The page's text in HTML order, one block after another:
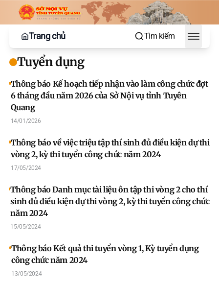
Trang chủ Tìm kiếm
Toggle
Tuyển dụng
Thông báo Kế hoạch tiếp nhận vào làm công chức đợt
6 tháng đầu năm 2026 của Sở Nội vụ tỉnh Tuyên
Quang
14/01/2026
Thông báo về việc triệu tập thí sinh đủ điều kiện dự thi
vòng 2, kỳ thi tuyển công chức năm 2024
17/05/2024
Thông báo Danh mục tài liệu ôn tập thi vòng 2 cho thí
sinh đủ điều kiện dự thi vòng 2, kỳ thi tuyển công chức
năm 2024
15/05/2024
Thông báo Kết quả thi tuyển vòng 1, Kỳ tuyển dụng
công chức năm 2024
13/05/2024